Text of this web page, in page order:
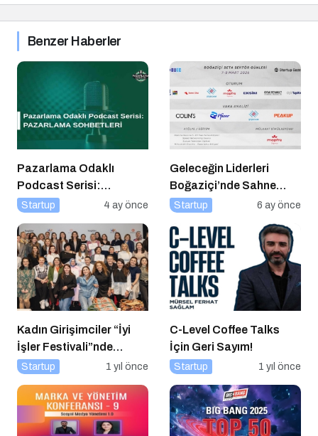
Benzer Haberler
Pazarlama Odaklı
Podcast Serisi:
Pazarlama Sohbetleri
Startup 4 ay önce
Geleceğin Liderleri
Boğaziçi’nde Sahne
Alıyor
Startup 6 ay önce
Kadın Girişimciler “İyi
İşler Festivali”nde
Buluştu
Startup 1 yıl önce
C-Level Coffee Talks
İçin Geri Sayım!
Startup 1 yıl önce